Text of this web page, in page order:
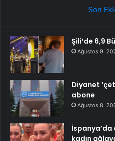
Son
Şili’de 6,9
Ağustos 9,
Diyanet
abone
Ağustos 8,
İspanya’da
kadın